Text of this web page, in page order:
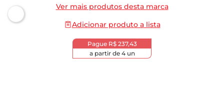
Ver mais produtos desta marca
Adicionar produto a lista
Pague R$ 237,43
a partir de 4un